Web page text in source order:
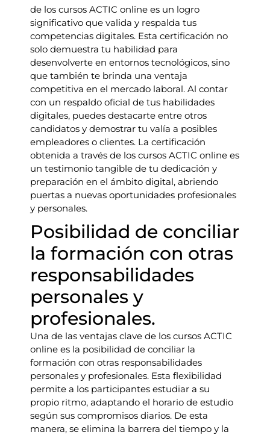
de los cursos ACTIC online es un logro
significativo que valida y respalda tus
competencias digitales. Esta certificación no
solo demuestra tu habilidad para
desenvolverte en entornos tecnológicos, sino
que también te brinda una ventaja
competitiva en el mercado laboral. Al contar
con un respaldo oficial de tus habilidades
digitales, puedes destacarte entre otros
candidatos y demostrar tu valía a posibles
empleadores o clientes. La certificación
obtenida a través de los cursos ACTIC online es
un testimonio tangible de tu dedicación y
preparación en el ámbito digital, abriendo
puertas a nuevas oportunidades profesionales
y personales.
Posibilidad de conciliar
la formación con otras
responsabilidades
personales y
profesionales.
Una de las ventajas clave de los cursos ACTIC
online es la posibilidad de conciliar la
formación con otras responsabilidades
personales y profesionales. Esta flexibilidad
permite a los participantes estudiar a su
propio ritmo, adaptando el horario de estudio
según sus compromisos diarios. De esta
manera, se elimina la barrera del tiempo y la